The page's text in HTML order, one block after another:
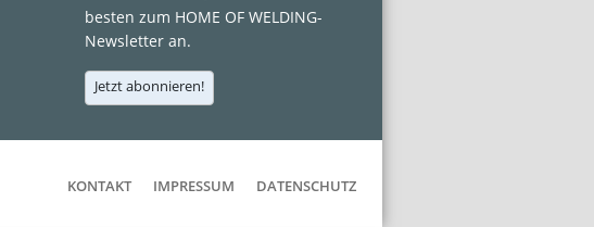
besten zum HOME OF WELDING-
Newsletter an.
Jetzt abonnieren!
KONTAKT IMPRESSUM DATENSCHUTZ